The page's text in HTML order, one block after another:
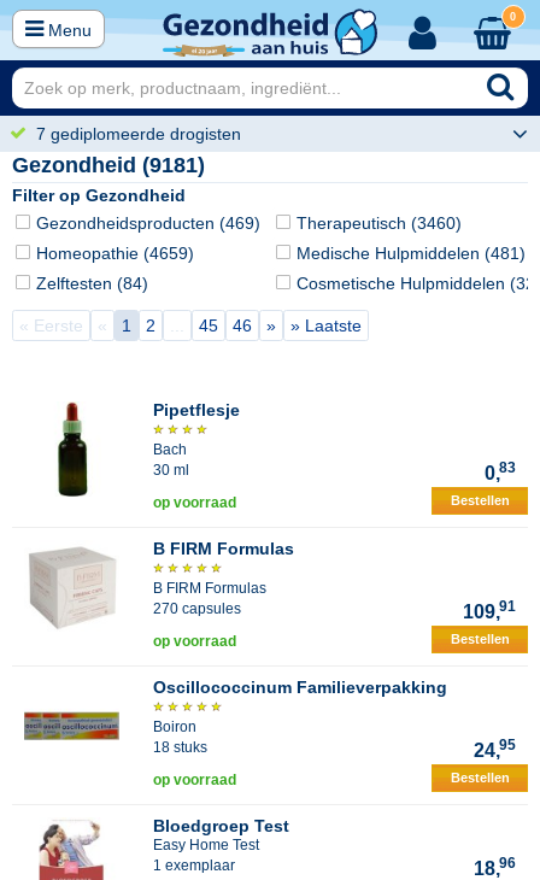
Menu
0
7 gediplomeerde drogisten
Gezondheid (9181)
Filter op Gezondheid
Gezondheidsproducten (469)
Homeopathie (4659)
Zelftesten (84)
Therapeutisch (3460)
Medische Hulpmiddelen (481)
Cosmetische Hulpmiddelen (32)
« Eerste « 1 2 45 46 » » Laatste
Pipetflesje
Bach
30 ml
0,83
op voorraad Bestellen
B FIRM Formulas
B FIRM Formulas
270 capsules
109,91
op voorraad Bestellen
Oscillococcinum Familieverpakking
Boiron
18 stuks
24,95
op voorraad Bestellen
Bloedgroep Test
Easy Home Test
1 exemplaar
18,96